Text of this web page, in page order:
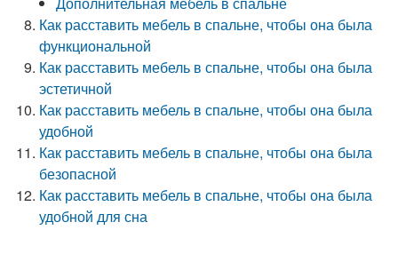
Как расставить мебель в спальне, чтобы она была
функциональной
Как расставить мебель в спальне, чтобы она была
эстетичной
Как расставить мебель в спальне, чтобы она была
удобной
Как расставить мебель в спальне, чтобы она была
безопасной
Как расставить мебель в спальне, чтобы она была
удобной для сна